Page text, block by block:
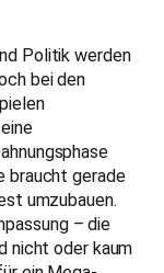
Politik werden
bei den
braucht gerade
umzubauen.
– die
nicht oder kaum